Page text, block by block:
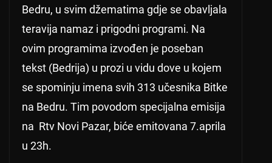
Bedru, u svim džematima gdje se obavljala
teravija namaz i prigodni programi. Na
ovim programima izvođen je poseban
tekst (Bedrija) u prozi u vidu dove u kojem
se spominju imena svih 313 učesnika Bitke
na Bedru. Tim povodom specijalna emisija
na Rtv Novi Pazar, biće emitovana 7.aprila
u 23h.